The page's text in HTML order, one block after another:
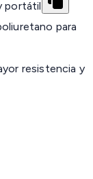
portátil
para
resistencia y